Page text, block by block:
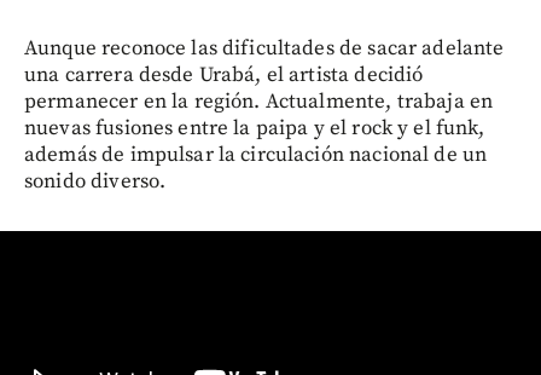
Aunque reconoce las dificultades de sacar adelante
una carrera desde Urabá, el artista decidió
permanecer en la región. Actualmente, trabaja en
nuevas fusiones entre la paipa y el rock y el funk,
además de impulsar la circulación nacional de un
sonido diverso.